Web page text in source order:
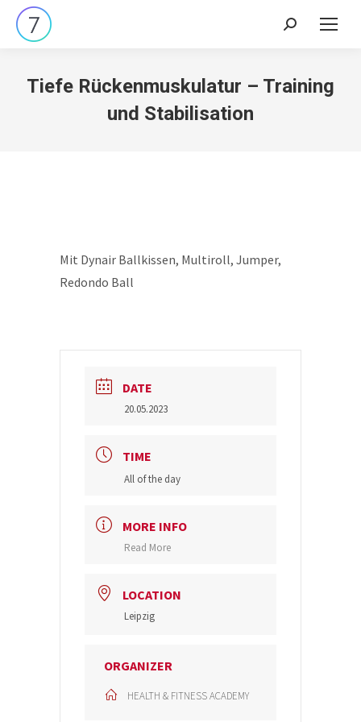
Search:
Tiefe Rückenmuskulatur – Training
und Stabilisation
Mit Dynair Ballkissen, Multiroll, Jumper,
Redondo Ball
DATE
20.05.2023
TIME
All of the day
MORE INFO
Read More
LOCATION
Leipzig
ORGANIZER
HEALTH & FITNESS ACADEMY